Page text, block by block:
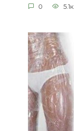
0 5.1к.